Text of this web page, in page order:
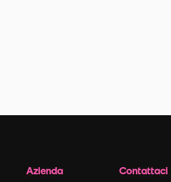
Azienda Contattaci